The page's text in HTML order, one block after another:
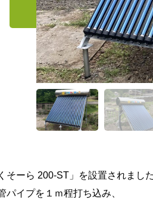
そーら 200-ST」を設置されまし
パイプを１ｍ程打ち込み、